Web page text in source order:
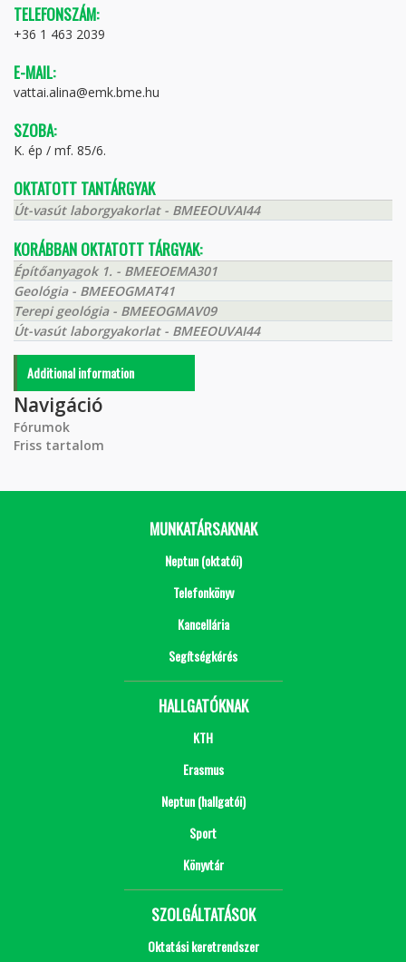
TELEFONSZÁM:
+36 1 463 2039
E-MAIL:
vattai.alina@emk.bme.hu
SZOBA:
K. ép / mf. 85/6.
OKTATOTT TANTÁRGYAK
Út-vasút laborgyakorlat - BMEEOUVAI44
KORÁBBAN OKTATOTT TÁRGYAK:
Építőanyagok 1. - BMEEOEMA301
Geológia - BMEEOGMAT41
Terepi geológia - BMEEOGMAV09
Út-vasút laborgyakorlat - BMEEOUVAI44
Additional information
Navigáció
Fórumok
Friss tartalom
MUNKATÁRSAKNAK
Neptun (oktatói)
Telefonkönyv
Kancellária
Segítségkérés
HALLGATÓKNAK
KTH
Erasmus
Neptun (hallgatói)
Sport
Könyvtár
SZOLGÁLTATÁSOK
Oktatási keretrendszer